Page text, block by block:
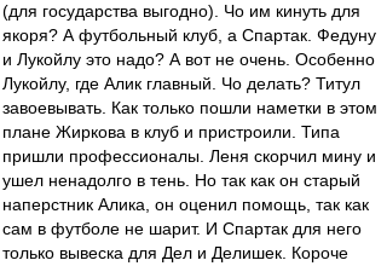
(для государства выгодно). Чо им кинуть для
якоря? А футбольный клуб, а Спартак. Федуну
и Лукойлу это надо? А вот не очень. Особенно
Лукойлу, где Алик главный. Чо делать? Титул
завоевывать. Как только пошли наметки в этом
плане Жиркова в клуб и пристроили. Типа
пришли профессионалы. Леня скорчил мину и
ушел ненадолго в тень. Но так как он старый
наперстник Алика, он оценил помощь, так как
сам в футболе не шарит. И Спартак для него
только вывеска для Дел и Делишек. Короче